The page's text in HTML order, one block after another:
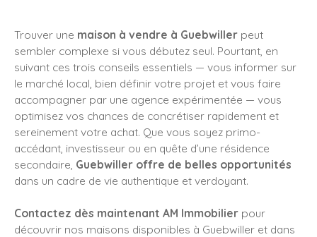
Trouver une maison à vendre à Guebwiller peut
sembler complexe si vous débutez seul. Pourtant, en
suivant ces trois conseils essentiels — vous informer sur
le marché local, bien définir votre projet et vous faire
accompagner par une agence expérimentée — vous
optimisez vos chances de concrétiser rapidement et
sereinement votre achat. Que vous soyez primo-
accédant, investisseur ou en quête d’une résidence
secondaire, Guebwiller offre de belles opportunités
dans un cadre de vie authentique et verdoyant.
Contactez dès maintenant AM Immobilier pour
découvrir nos maisons disponibles à Guebwiller et dans